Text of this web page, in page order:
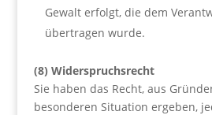
Gewalt erfolgt, die dem
übertragen wurde.
(8) Widerspruchsrecht
Sie haben das Recht, aus
besonderen Situation ergeben,